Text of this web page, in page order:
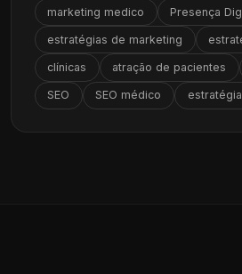
marketing medico Presença
estratégias de marketing
clínicas atração de pacientes
SEO SEO médico